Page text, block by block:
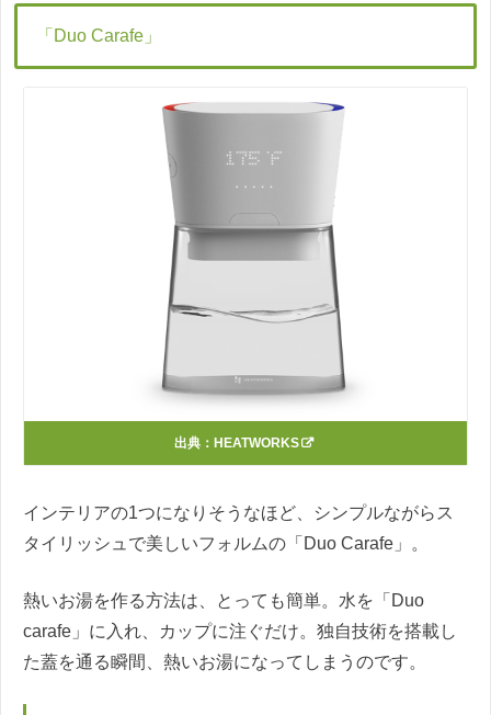
「Duo Carafe」
出典： HEATWORKS
インテリアの1つになりそうなほど、シンプルながらス
タイリッシュで美しいフォルムの「Duo Carafe」。
熱いお湯を作る方法は、とっても簡単。水を「Duo
carafe」に入れ、カップに注ぐだけ。独自技術を搭載し
た蓋を通る瞬間、熱いお湯になってしまうのです。